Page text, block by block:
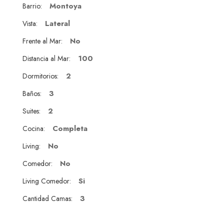
Barrio: Montoya
Vista: Lateral
Frente al Mar: No
Distancia al Mar: 100
Dormitorios: 2
Baños: 3
Suites: 2
Cocina: Completa
Living: No
Comedor: No
Living Comedor: Si
Cantidad Camas: 3